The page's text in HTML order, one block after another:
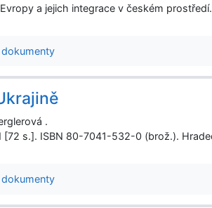
a jejich integrace v českém
.
[72 s.]. ISBN 80-7041-532-0 (brož.).